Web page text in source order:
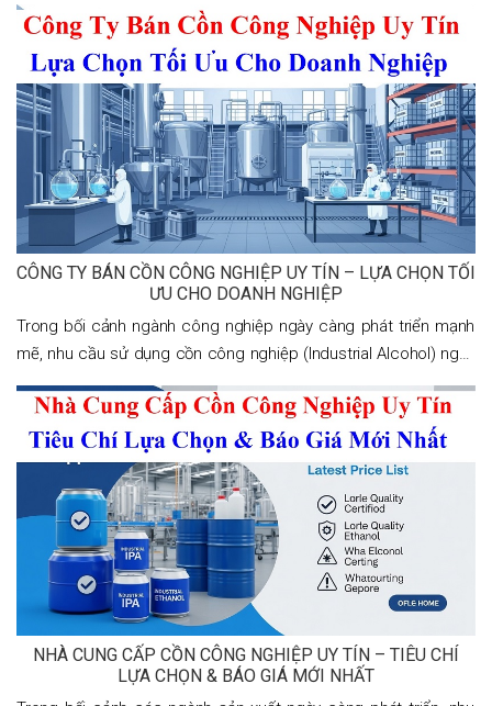
trong
CÔNG TY BÁN CỒN CÔNG NGHIỆP UY TÍN – LỰA CHỌN TỐI
ƯU CHO DOANH NGHIỆP
Trong bối cảnh ngành công nghiệp ngày càng phát triển mạnh
mẽ, nhu cầu sử dụng cồn công nghiệp (Industrial Alcohol) ngày
càng tăng cao. Từ sản xuất hóa chất, mỹ phẩm, dược phẩm cho
đến tẩy rửa, in ấn và năng lượng
NHÀ CUNG CẤP CỒN CÔNG NGHIỆP UY TÍN – TIÊU CHÍ
LỰA CHỌN & BÁO GIÁ MỚI NHẤT